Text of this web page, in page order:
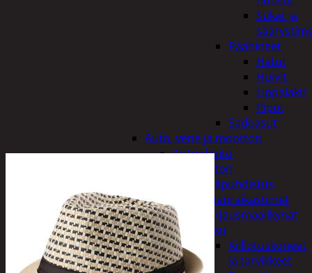
Sukat ja
Päähineet
Hatut
Huivit
Lippalakit
Pipot
Sadeasut
Auto, vene ja moottori
Autonhoito
Auton
sisäpuhdistus
Ilmanraikastimet
Korjausmaalikynät
Pesu
Kiillotuskoneet
ja tarvikkeet